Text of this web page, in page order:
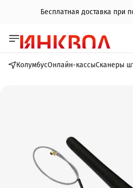
Бесплатная доставка при
КолумбусОнлайн-кассыСканеры